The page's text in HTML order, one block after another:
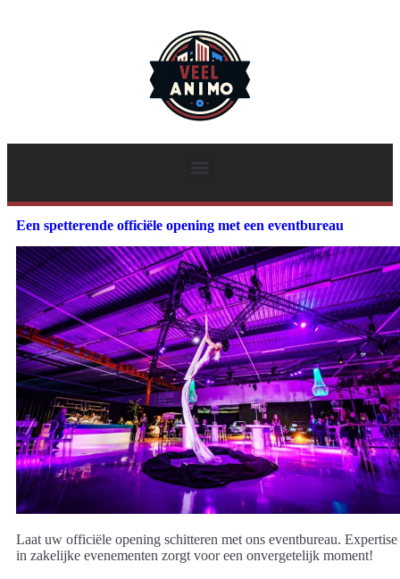
Een spetterende officiële opening met een eventbureau
Laat uw officiële opening schitteren met ons eventbureau. Expertise
in zakelijke evenementen zorgt voor een onvergetelijk moment!